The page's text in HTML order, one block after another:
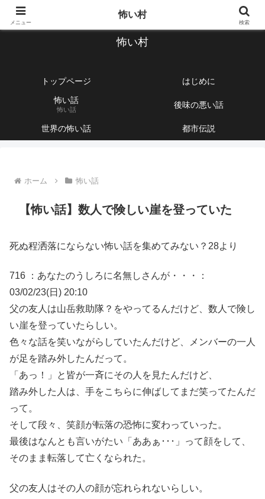
【1760話以上】怖い話と不思議な話を集めて紹介するサイト
怖い村
トップページ
はじめに
怖い話
怖い話 後味の悪い話
世界の怖い話 都市伝説
ホーム 怖い話
【怖い話】数人で険しい崖を登っていた
死ぬ程洒落にならない怖い話を集めてみない？28より
716 ：あなたのうしろに名無しさんが・・・：
03/02/23(日) 20:10
父の友人は山岳救助隊？をやってるんだけど、数人で険し
い崖を登っていたらしい。
色々な話を笑いながらしていたんだけど、メンバーの一人
が足を踏み外したんだって。
「あっ！」と皆が一斉にその人を見たんだけど、
踏み外した人は、手をこちらに伸ばしてまだ笑ってたんだ
って。
そして段々、笑顔が転落の恐怖に変わっていった。
最後はなんとも言いがたい「ああぁ･･･」って顔をして、
そのまま転落して亡くなられた。
父の友人はその人の顔が忘れられないらしい。
メニュー
怖い村
検索